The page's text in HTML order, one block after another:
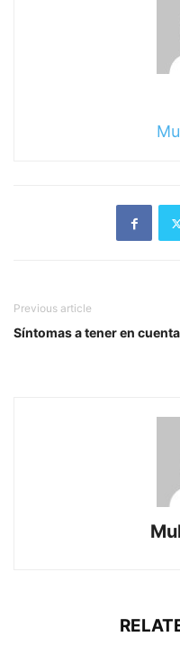
Previous article
Síntomas a tener en cuenta